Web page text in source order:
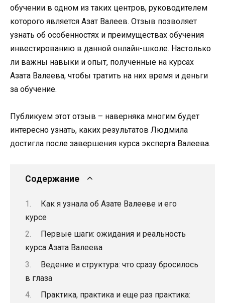
обучении в одном из таких центров, руководителем
которого является Азат Валеев. Отзыв позволяет
узнать об особенностях и преимуществах обучения
инвестированию в данной онлайн-школе. Настолько
ли важны навыки и опыт, полученные на курсах
Азата Валеева, чтобы тратить на них время и деньги
за обучение.
Публикуем этот отзыв – наверняка многим будет
интересно узнать, каких результатов Людмила
достигла после завершения курса эксперта Валеева.
Содержание
Как я узнала об Азате Валееве и его
курсе
Первые шаги: ожидания и реальность
курса Азата Валеева
Ведение и структура: что сразу бросилось
в глаза
Практика, практика и еще раз практика: